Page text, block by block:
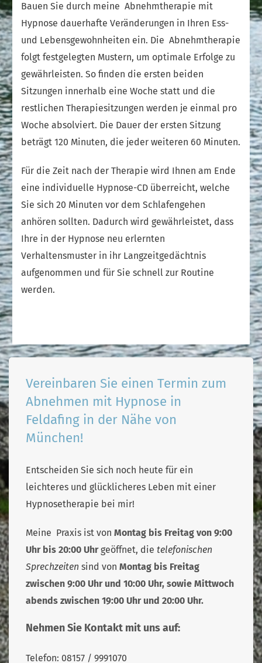
Bauen Sie durch meine Abnehmtherapie mit
Hypnose dauerhafte Veränderungen in Ihren Ess-
und Lebensgewohnheiten ein. Die Abnehmtherapie
folgt festgelegten Mustern, um optimale Erfolge zu
gewährleisten. So finden die ersten beiden
Sitzungen innerhalb eine Woche statt und die
restlichen Therapiesitzungen werden je einmal pro
Woche absolviert. Die Dauer der ersten Sitzung
beträgt 120 Minuten, die jeder weiteren 60 Minuten.
Für die Zeit nach der Therapie wird Ihnen am Ende
eine individuelle Hypnose-CD überreicht, welche
Sie sich 20 Minuten vor dem Schlafengehen
anhören sollten. Dadurch wird gewährleistet, dass
Ihre in der Hypnose neu erlernten
Verhaltensmuster in ihr Langzeitgedächtnis
aufgenommen und für Sie schnell zur Routine
werden.
Vereinbaren Sie einen Termin zum
Abnehmen mit Hypnose in
Feldafing in der Nähe von
München!
Entscheiden Sie sich noch heute für ein
leichteres und glücklicheres Leben mit einer
Hypnosetherapie bei mir!
Meine Praxis ist von Montag bis Freitag von 9:00
Uhr bis 20:00 Uhrgeöffnet, die telefonischen
Sprechzeiten sind von Montag bis Freitag
zwischen 9:00 Uhr und 10:00 Uhr, sowie Mittwoch
abends zwischen 19:00 Uhr und 20:00 Uhr.
Nehmen Sie Kontakt mit uns auf:
Telefon: 08157 / 9991070